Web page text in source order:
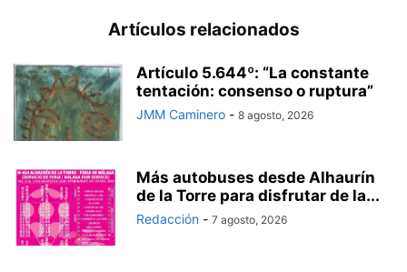
Artículos relacionados
Artículo 5.644º: “La constante
tentación: consenso o ruptura”
JMM Caminero - 8 agosto, 2026
Más autobuses desde Alhaurín
de la Torre para disfrutar de la...
Redacción - 7 agosto, 2026